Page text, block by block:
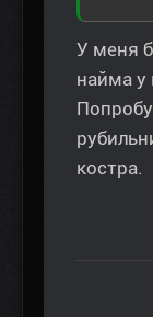
У меня
найма у
костра.